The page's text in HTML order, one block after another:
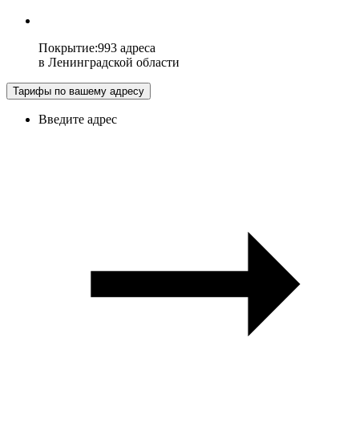
Покрытие:993 адреса
в Ленинградской области
Тарифы по вашему адресу
Введите адрес